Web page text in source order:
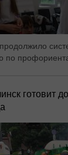
по
готовит